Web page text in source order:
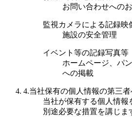
お問い合わせへの
監視カメラによる記録映
施設の安全管理
イベント等の記録写真等
ホームページ、パ
への掲載
4.当社保有の個人情報の第三者
当社が保有する個人情報
別途必要な措置を講じ